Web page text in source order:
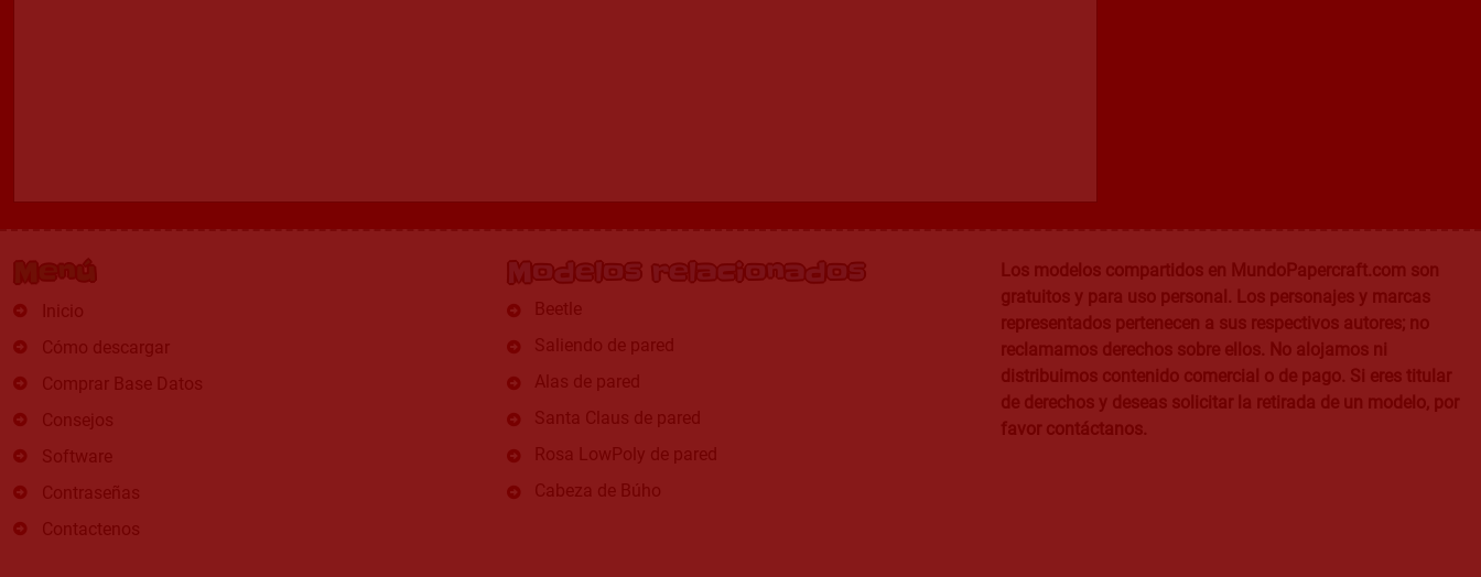
Menú
Inicio
Cómo descargar
Comprar Base Datos
Consejos
Software
Contraseñas
Contactenos
Modelos relacionados
Beetle
Saliendo de pared
Alas de pared
Santa Claus de pared
Rosa LowPoly de pared
Cabeza de Búho
Los modelos compartidos en MundoPapercraft.com son
gratuitos y para uso personal. Los personajes y marcas
representados pertenecen a sus respectivos autores; no
reclamamos derechos sobre ellos. No alojamos ni
distribuimos contenido comercial o de pago. Si eres titular
de derechos y deseas solicitar la retirada de un modelo, por
favor contáctanos.